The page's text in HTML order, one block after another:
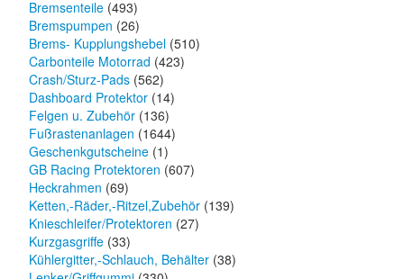
Bremsenteile (493)
Bremspumpen (26)
Brems- Kupplungshebel (510)
Carbonteile Motorrad (423)
Crash/Sturz-Pads (562)
Dashboard Protektor (14)
Felgen u. Zubehör (136)
Fußrastenanlagen (1644)
Geschenkgutscheine (1)
GB Racing Protektoren (607)
Heckrahmen (69)
Ketten,-Räder,-Ritzel,Zubehör (139)
Knieschleifer/Protektoren (27)
Kurzgasgriffe (33)
Kühlergitter,-Schlauch, Behälter (38)